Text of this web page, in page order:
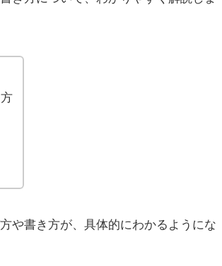
や書き方が、具体的にわかるようにな